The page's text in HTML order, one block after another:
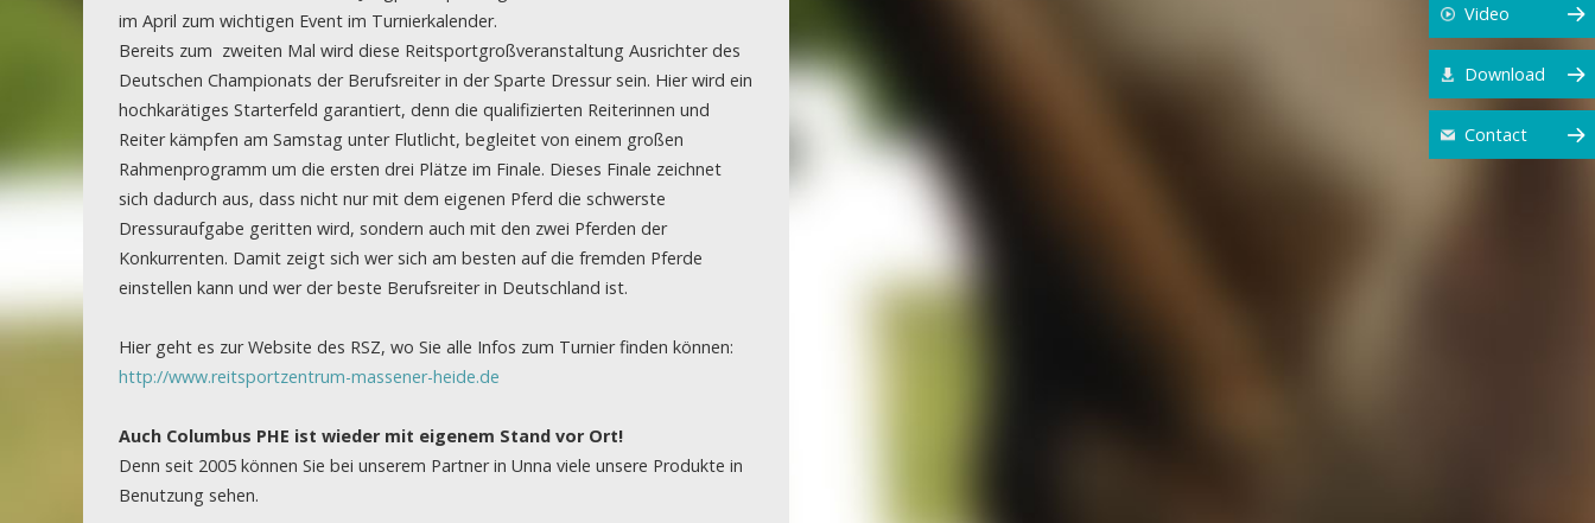
16-11-2023
Projekt Egestorf
16-10-2023
Projekt Bexhövede
Projekt Egestorf
im April zum wichtigen Event im Turnierkalender.
Bereits zum zweiten Mal wird diese Reitsportgroßveranstaltung Ausrichter des
Deutschen Championats der Berufsreiter in der Sparte Dressur sein. Hier wird ein
hochkarätiges Starterfeld garantiert, denn die qualifizierten Reiterinnen und
Reiter kämpfen am Samstag unter Flutlicht, begleitet von einem großen
Rahmenprogramm um die ersten drei Plätze im Finale. Dieses Finale zeichnet
sich dadurch aus, dass nicht nur mit dem eigenen Pferd die schwerste
Dressuraufgabe geritten wird, sondern auch mit den zwei Pferden der
Konkurrenten. Damit zeigt sich wer sich am besten auf die fremden Pferde
einstellen kann und wer der beste Berufsreiter in Deutschland ist.
Hier geht es zur Website des RSZ, wo Sie alle Infos zum Turnier finden können:
http://www.reitsportzentrum-massener-heide.de
Auch Columbus PHE ist wieder mit eigenem Stand vor Ort!
Denn seit 2005 können Sie bei unserem Partner in Unna viele unsere Produkte in
Benutzung sehen.
Video
Download
Contact